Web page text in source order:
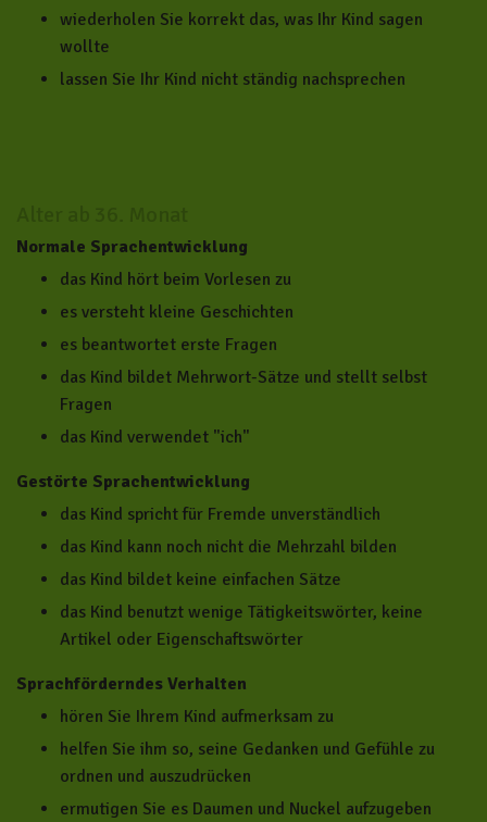
wiederholen Sie korrekt das, was Ihr Kind sagen
wollte
lassen Sie Ihr Kind nicht ständig nachsprechen
Normale Sprachentwicklung
das Kind hört beim Vorlesen zu
es versteht kleine Geschichten
es beantwortet erste Fragen
das Kind bildet Mehrwort-Sätze und stellt selbst
Fragen
das Kind verwendet "ich"
Gestörte Sprachentwicklung
das Kind spricht für Fremde unverständlich
das Kind kann noch nicht die Mehrzahl bilden
das Kind bildet keine einfachen Sätze
das Kind benutzt wenige Tätigkeitswörter, keine
Artikel oder Eigenschaftswörter
Sprachförderndes Verhalten
hören Sie Ihrem Kind aufmerksam zu
helfen Sie ihm so, seine Gedanken und Gefühle zu
ordnen und auszudrücken
ermutigen Sie es Daumen und Nuckel aufzugeben